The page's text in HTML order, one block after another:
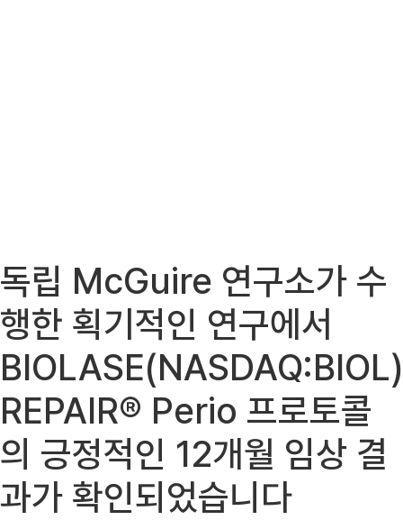
독립 McGuire 연구소가 수
행한 획기적인 연구에서
BIOLASE(NASDAQ:BIOL)
REPAIR® Perio 프로토콜
의 긍정적인 12개월 임상 결
과가 확인되었습니다